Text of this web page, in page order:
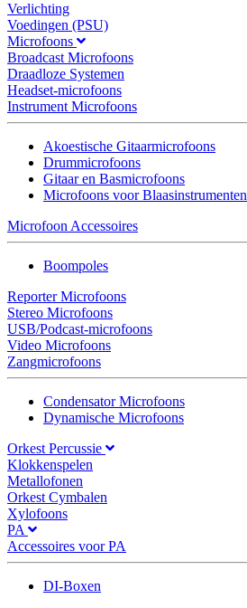
Verlichting
Voedingen (PSU)
Microfoons
Broadcast Microfoons
Draadloze Systemen
Headset-microfoons
Instrument Microfoons
Akoestische Gitaarmicrofoons
Drummicrofoons
Gitaar en Basmicrofoons
Microfoons voor Blaasinstrumenten
Microfoon Accessoires
Boompoles
Reporter Microfoons
Stereo Microfoons
USB/Podcast-microfoons
Video Microfoons
Zangmicrofoons
Condensator Microfoons
Dynamische Microfoons
Orkest Percussie
Klokkenspelen
Metallofonen
Orkest Cymbalen
Xylofoons
PA
Accessoires voor PA
DI-Boxen